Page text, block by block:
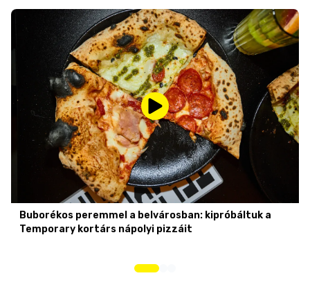
Buborékos peremmel a belvárosban: kipróbáltuk a
Temporary kortárs nápolyi pizzáit